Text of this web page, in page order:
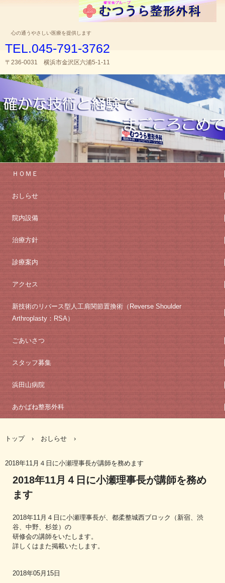
心の通うやさしい医療を提供します
TEL.045-791-3762
〒236-0031 横浜市金沢区六浦5-1-11
ＨＯＭＥ
おしらせ
院内設備
治療方針
診療案内
アクセス
新技術のリバース型人工肩関節置換術（Reverse Shoulder
Arthroplasty：RSA）
ごあいさつ
スタッフ募集
浜田山病院
あかばね整形外科
トップ › おしらせ ›
2018年11月４日に小瀬理事長が講師を務めます
2018年11月４日に小瀬理事長が講師を務め
ます
2018年11月４日に小瀬理事長が、都柔整城西ブロック（新宿、渋
谷、中野、杉並）の
研修会の講師をいたします。
詳しくはまた掲載いたします。
2018年05月15日